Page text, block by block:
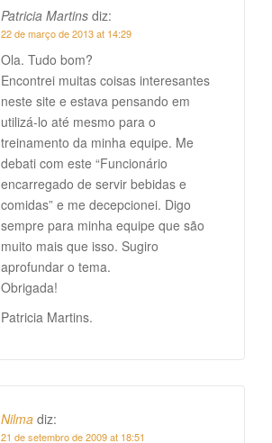
Patricia Martins diz:
22 de março de 2013 at 14:29
Ola. Tudo bom?
Encontrei muitas coisas interesantes
neste site e estava pensando em
utilizá-lo até mesmo para o
treinamento da minha equipe. Me
debati com este “Funcionário
encarregado de servir bebidas e
comidas” e me decepcionei. Digo
sempre para minha equipe que são
muito mais que isso. Sugiro
aprofundar o tema.
Obrigada!
Patricia Martins.
Nilma diz:
21 de setembro de 2009 at 18:51